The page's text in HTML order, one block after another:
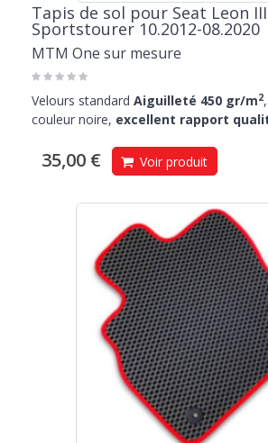
Tapis de sol pour Seat Leon
Sportstourer 10.2012-08.2020
MTM One sur mesure
Velours standard Aiguilleté 450 gr/m2
couleur noire, excellent rapport
35,00 € Voir produit